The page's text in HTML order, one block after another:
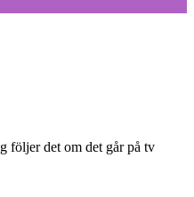
följer det om det går på tv